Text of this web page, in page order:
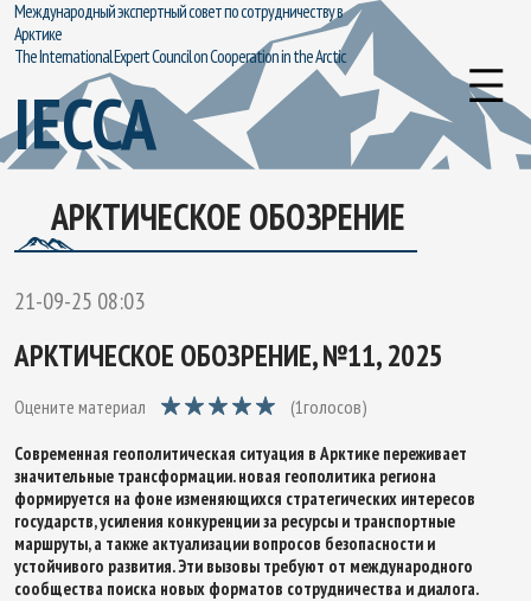
Международный экспертный совет по сотрудничеству в
Арктике
The International Expert Council on Cooperation in the Arctic
IECCA
АРКТИЧЕСКОЕ ОБОЗРЕНИЕ
21-09-25 08:03
АРКТИЧЕСКОЕ ОБОЗРЕНИЕ, №11, 2025
Оцените материал (1голосов)
Современная геополитическая ситуация в Арктике переживает
значительные трансформации. новая геополитика региона
формируется на фоне изменяющихся стратегических интересов
государств, усиления конкуренции за ресурсы и транспортные
маршруты, а также актуализации вопросов безопасности и
устойчивого развития. Эти вызовы требуют от международного
сообщества поиска новых форматов сотрудничества и диалога.